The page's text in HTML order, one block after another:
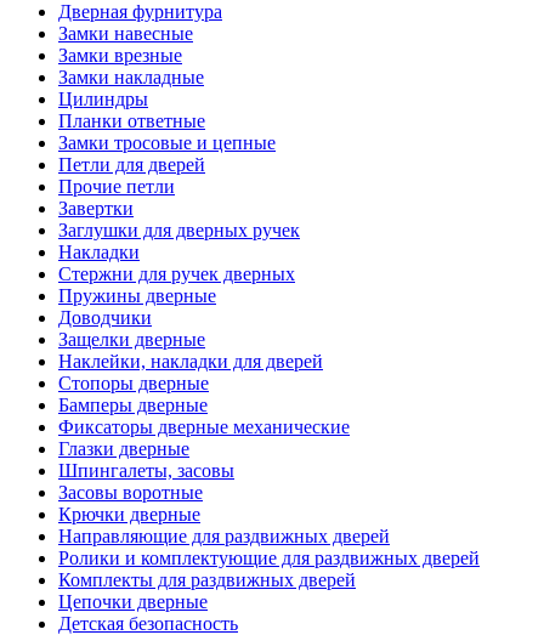
Дверная фурнитура
Замки навесные
Замки врезные
Замки накладные
Цилиндры
Планки ответные
Замки тросовые и цепные
Петли для дверей
Прочие петли
Завертки
Заглушки для дверных ручек
Накладки
Стержни для ручек дверных
Пружины дверные
Доводчики
Защелки дверные
Наклейки, накладки для дверей
Стопоры дверные
Бамперы дверные
Фиксаторы дверные механические
Глазки дверные
Шпингалеты, засовы
Засовы воротные
Крючки дверные
Направляющие для раздвижных дверей
Ролики и комплектующие для раздвижных дверей
Комплекты для раздвижных дверей
Цепочки дверные
Детская безопасность